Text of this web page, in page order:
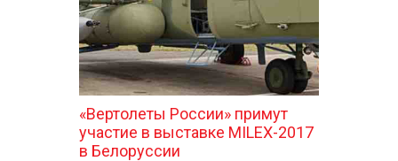
«Вертолеты России» примут
участие в выставке MILEX-2017
в Белоруссии